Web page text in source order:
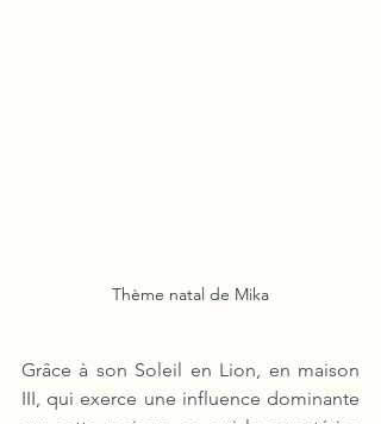
Thème natal de Mika
Grâce à son Soleil en Lion, en maison
III, qui exerce une influence dominante